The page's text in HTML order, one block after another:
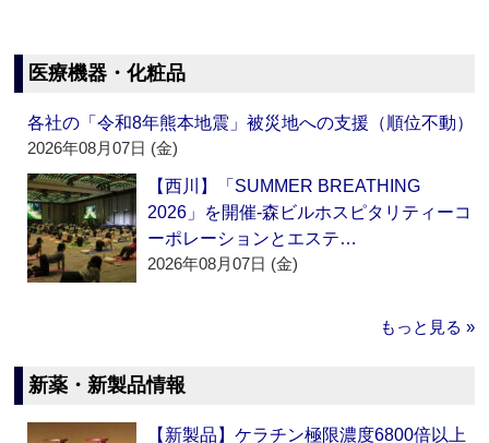
医療機器・化粧品
各社の「令和8年熊本地震」被災地への支援（順位不動）
2026年08月07日 (金)
【西川】「SUMMER BREATHING
2026」を開催‐森ビルホスピタリティーコ
ーポレーションとエステ…
2026年08月07日 (金)
もっと見る »
新薬・新製品情報
【新製品】ケラチン極限濃度6800倍以上